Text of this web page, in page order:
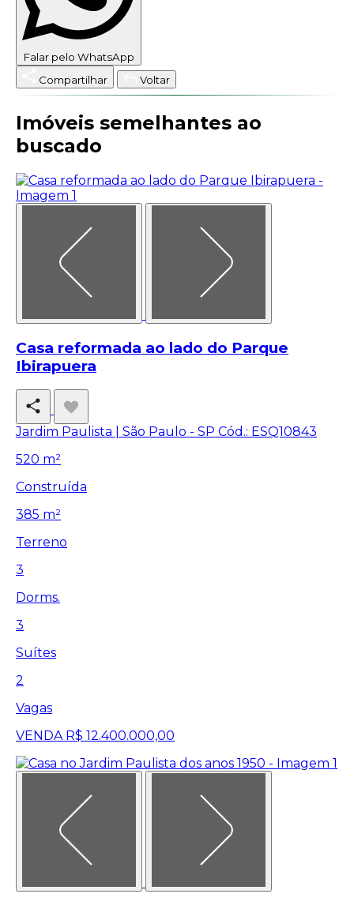
Falar pelo WhatsApp
Compartilhar
Voltar
Imóveis semelhantes ao
buscado
Casa reformada ao lado do Parque
Ibirapuera
Jardim Paulista | São Paulo - SP Cód.: ESQ10843
520 m²
Construída
385 m²
Terreno
3
Dorms.
3
Suítes
2
Vagas
VENDA R$ 12.400.000,00